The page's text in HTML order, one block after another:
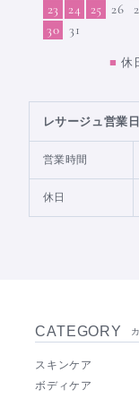
23
24 25 26
30
31
■ 休
レサージュ営業日
営業時間
休日
CATEGORY
スキンケア
ボディケア